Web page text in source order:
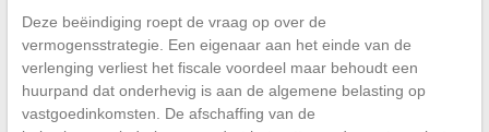
Deze beëindiging roept de vraag op over de
vermogensstrategie. Een eigenaar aan het einde van de
verlenging verliest het fiscale voordeel maar behoudt een
huurpand dat onderhevig is aan de algemene belasting op
vastgoedinkomsten. De afschaffing van de